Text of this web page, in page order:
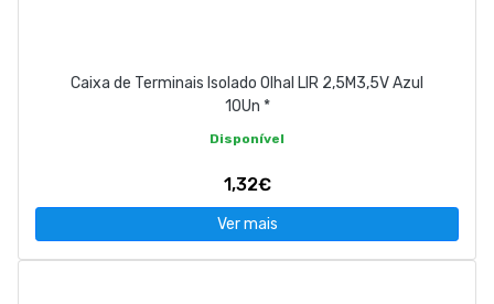
Caixa de Terminais Isolado Olhal LIR 2,5M3,5V Azul
10Un *
Disponível
1,32€
Ver mais